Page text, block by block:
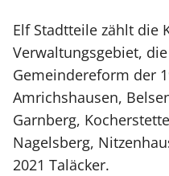
Elf Stadtteile zählt die
Verwaltungsgebiet,
Gemeindereform der
Amrichshausen,
Garnberg,
Nagelsberg,
2021 Taläcker.